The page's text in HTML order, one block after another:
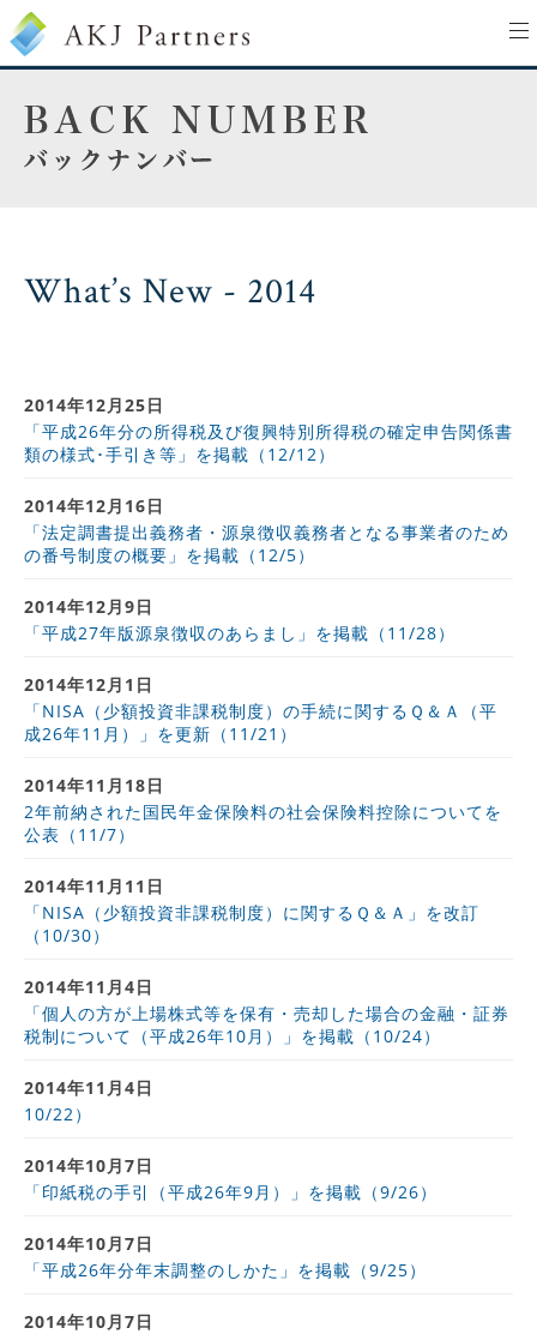
What’s New - 2014
2014年12月25日
「平成26年分の所得税及び復興特別所得税の確定申告関係書
類の様式･手引き等」を掲載（12/12）
2014年12月16日
「法定調書提出義務者・源泉徴収義務者となる事業者のため
の番号制度の概要」を掲載（12/5）
2014年12月9日
「平成27年版源泉徴収のあらまし」を掲載（11/28）
2014年12月1日
「NISA（少額投資非課税制度）の手続に関するＱ＆Ａ（平
成26年11月）」を更新（11/21）
2014年11月18日
2年前納された国民年金保険料の社会保険料控除についてを
公表（11/7）
2014年11月11日
「NISA（少額投資非課税制度）に関するＱ＆Ａ」を改訂
（10/30）
2014年11月4日
「個人の方が上場株式等を保有・売却した場合の金融・証券
税制について（平成26年10月）」を掲載（10/24）
2014年11月4日
10/22）
2014年10月7日
「印紙税の手引（平成26年9月）」を掲載（9/26）
2014年10月7日
「平成26年分年末調整のしかた」を掲載（9/25）
2014年10月7日